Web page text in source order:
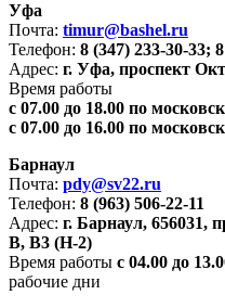
Уфа
Почта: timur@bashel.ru
Телефон: 8 (347) 233-30-33;
Адрес: г. Уфа, проспект
Время работы
с 07.00 до 18.00 по
с 07.00 до 16.00 по
Барнаул
Почта: pdy@sv22.ru
Телефон: 8 (963) 506-22-11
Адрес: г. Барнаул, 656031,
В, В3 (Н-2)
Время работы с 04.00 до
рабочие дни